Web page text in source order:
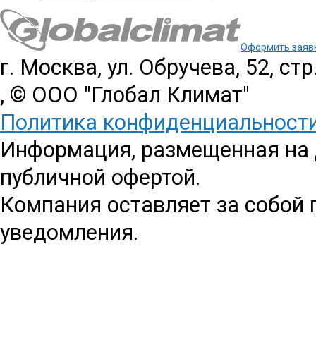
Оформить
г. Москва, ул. Обручева, 52,
, © ООО "Глобал Климат"
Политика
Информация, размещенная на
публичной офертой.
Компания оставляет за собой
уведомления.